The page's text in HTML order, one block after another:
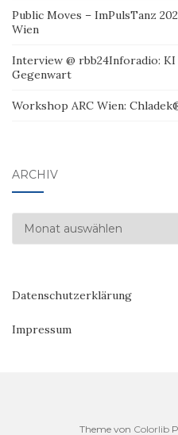
Public Moves – ImPulsTanz
Wien
Interview @ rbb24Inforadio:
Gegenwart
Workshop ARC Wien:
ARCHIV
Archiv
Datenschutzerklärung
Impressum
Theme von Colorlib